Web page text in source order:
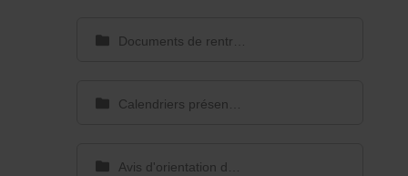
Documents de rentrée
Calendriers présences apprentissage
Avis d'orientation du médecin rentrée 2026